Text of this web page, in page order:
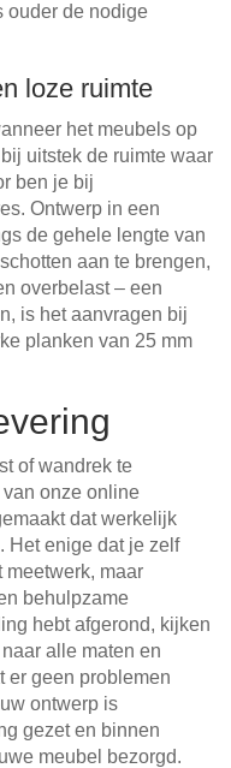
ouder de nodige
loze ruimte
het meubels op
uitstek de ruimte waar
ben je bij
Ontwerp in een
de gehele lengte van
aan te brengen,
overbelast – een
is het aanvragen bij
planken van 25 mm
of wandrek te
onze online
dat werkelijk
Het enige dat je zelf
meetwerk, maar
behulpzame
hebt afgerond, kijken
alle maten en
er geen problemen
ontwerp is
gezet en binnen
meubel bezorgd.